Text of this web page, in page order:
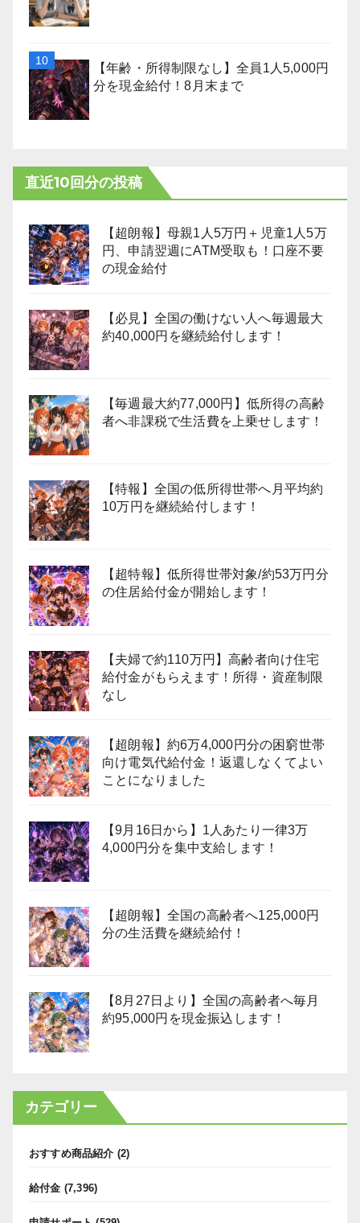
【年齢・所得制限なし】全員1人5,000円
分を現金給付！8月末まで
直近10回分の投稿
【超朗報】母親1人5万円＋児童1人5万
円、申請翌週にATM受取も！口座不要
の現金給付
【必見】全国の働けない人へ毎週最大
約40,000円を継続給付します！
【毎週最大約77,000円】低所得の高齢
者へ非課税で生活費を上乗せします！
【特報】全国の低所得世帯へ月平均約
10万円を継続給付します！
【超特報】低所得世帯対象/約53万円分
の住居給付金が開始します！
【夫婦で約110万円】高齢者向け住宅
給付金がもらえます！所得・資産制限
なし
【超朗報】約6万4,000円分の困窮世帯
向け電気代給付金！返還しなくてよい
ことになりました
【9月16日から】1人あたり一律3万
4,000円分を集中支給します！
【超朗報】全国の高齢者へ125,000円
分の生活費を継続給付！
【8月27日より】全国の高齢者へ毎月
約95,000円を現金振込します！
カテゴリー
おすすめ商品紹介 (2)
給付金 (7,396)